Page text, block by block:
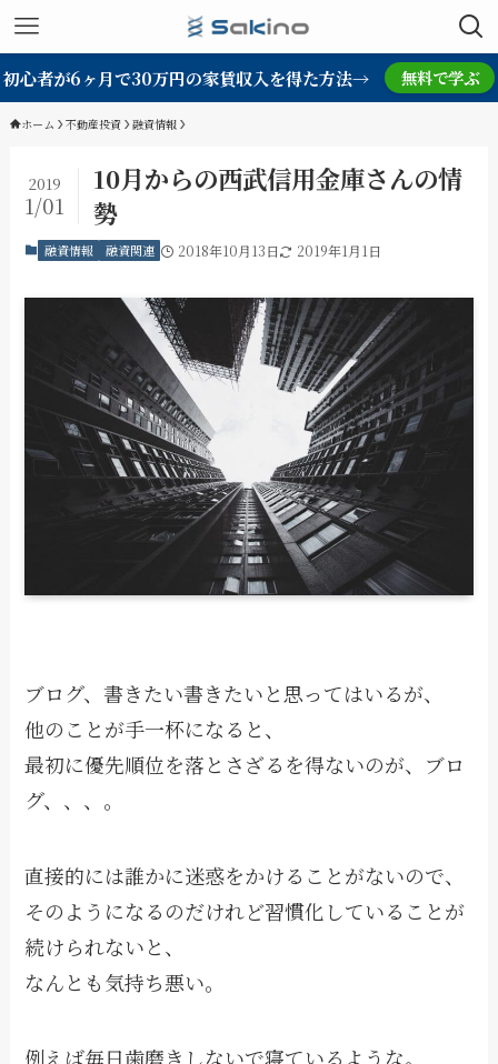
初心者が6ヶ月で30万円の家賃収入を得た方法→ 無料で学ぶ
ホーム 不動産投資 融資情報
10月からの西武信用金庫さんの情
勢
2019
1/01
融資情報 融資関連 2018年10月13日 2019年1月1日
ブログ、書きたい書きたいと思ってはいるが、
他のことが手一杯になると、
最初に優先順位を落とさざるを得ないのが、ブロ
グ、、、。
直接的には誰かに迷惑をかけることがないので、
そのようになるのだけれど習慣化していることが
続けられないと、
なんとも気持ち悪い。
例えば毎日歯磨きしないで寝ているような。